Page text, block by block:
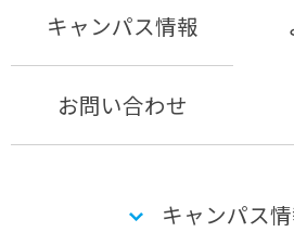
キャンパス情報
お問い合わせ
キャンパス